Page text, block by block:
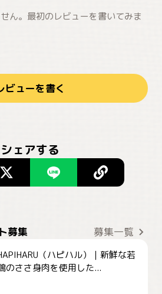
ん。最初のレビューを書いてみま
ビューを書く
シェアする
募集 募集一覧
（ハピハル）｜新鮮な若
のささ身肉を使用した...